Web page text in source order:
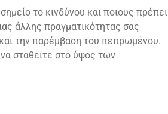
το κινδύνου και ποιους πρέπει
άλλης πραγματικότητας σας
την παρέμβαση του πεπρωμένου.
σταθείτε στο ύψος των